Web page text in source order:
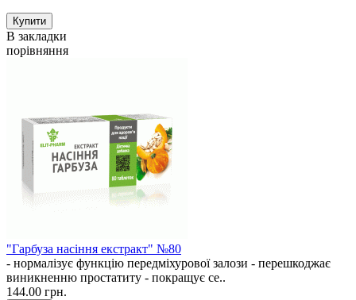
В закладки
порівняння
"Гарбуза насіння екстракт" №80
- нормалізує функцію передміхурової залози - перешкоджає
виникненню простатиту - покращує се..
144.00 грн.